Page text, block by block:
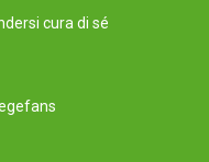
cura di sé